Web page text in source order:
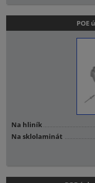
POE
Na hliník
Na sklolaminát